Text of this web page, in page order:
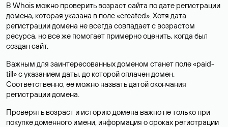
В Whois можно проверить возраст сайта по дате регистрации
домена, которая указана в поле «created». Хотя дата
регистрации домена не всегда совпадает с возрастом
ресурса, но все же помогает примерно оценить, когда был
создан сайт.
Важным для заинтересованных доменом станет поле «paid-
till» с указанием даты, до которой оплачен домен.
Соответственно, ее можно назвать датой окончания
регистрации домена.
Проверять возраст и историю домена важно не только при
покупке доменного имени, информация о сроках регистрации